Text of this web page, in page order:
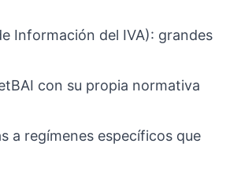
Información del IVA): grandes
con su propia normativa
a regímenes específicos que